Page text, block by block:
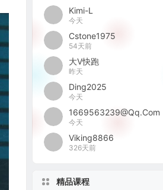
Kimi-L
今天
Cstone1975
54天前
大V快跑
昨天
Ding2025
今天
1669563239@qq.com
今天
Viking8866
326天前
精品课程